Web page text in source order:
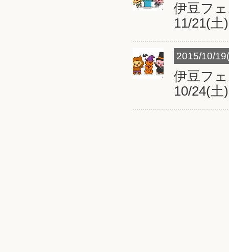
伊豆フ
11/21(土
2015/10/
伊豆フ
10/24(土